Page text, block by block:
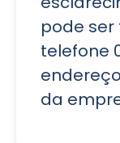
pode ser
telefone
da